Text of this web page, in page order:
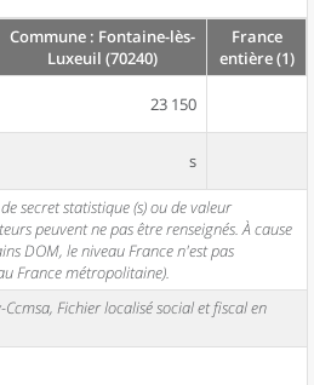
Commune : Fontaine-lès-
Luxeuil (70240)
France
entière (1)
23 150
s
secret statistique (s) ou de valeur
peuvent ne pas être renseignés. À cause
DOM, le niveau France n'est pas
France métropolitaine).
Ccmsa, Fichier localisé social et fiscal en